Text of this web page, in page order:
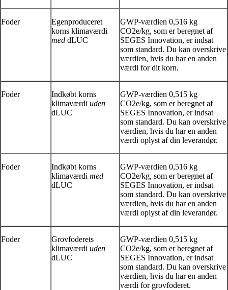
Foder
Egenproduceret
korns klimaværdi
med dLUC
GWP-værdien 0,516 kg
CO2e/kg, som er beregnet af
SEGES Innovation, er indsat
som standard. Du kan overskrive
værdien, hvis du har en anden
værdi for dit korn.
Foder
Indkøbt korns
klimaværdi uden
dLUC
GWP-værdien 0,515 kg
CO2e/kg, som er beregnet af
SEGES Innovation, er indsat
som standard. Du kan overskrive
værdien, hvis du har en anden
værdi oplyst af din leverandør.
Foder
Indkøbt korns
klimaværdi med
dLUC
GWP-værdien 0,516 kg
CO2e/kg, som er beregnet af
SEGES Innovation, er indsat
som standard. Du kan overskrive
værdien, hvis du har en anden
værdi oplyst af din leverandør.
Foder
Grovfoderets
klimaværdi uden
dLUC
GWP-værdien 0,515 kg
CO2e/kg, som er beregnet af
SEGES Innovation, er indsat
som standard. Du kan overskrive
værdien, hvis du har en anden
værdi for grovfoderet.